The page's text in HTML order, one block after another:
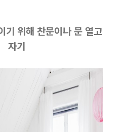
기 위해 찬문이나 문 열고
자기